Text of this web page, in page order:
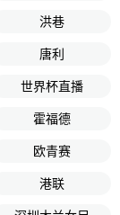
洪巷
唐利
世界杯直播
霍福德
欧青赛
港联